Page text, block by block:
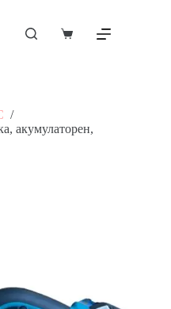
Shopping
/
акумулаторен,